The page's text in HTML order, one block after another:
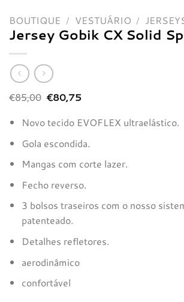
BOUTIQUE / VESTUÁRIO /
Jersey Gobik CX Solid
€85,00 O
preço
original
era:
€80,75O
atual
é:
Novo tecido EVOFLEX ultraelástico.
Gola escondida.
Mangas com corte lazer.
Fecho reverso.
3 bolsos traseiros com o nosso
patenteado.
Detalhes refletores.
aerodinâmico
confortável